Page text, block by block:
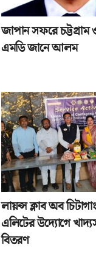
জাপান সফরে চট্টগ্রাম
এমডি জানে আলম
লায়ন্স ক্লাব অব
এলিটের উদ্যোগে
বিতরণ